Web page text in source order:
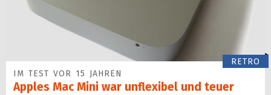
RETRO
IM TEST VOR 15 JAHREN
Apples Mac Mini war unflexibel und teuer